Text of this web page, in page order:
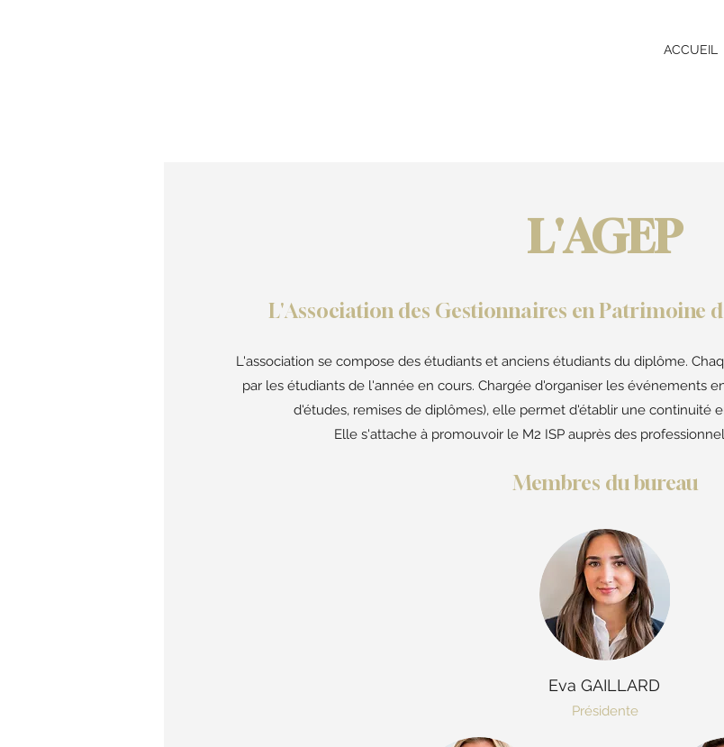
ACCUEIL
L'AGEP
L'Association des Gestionnaires en Patrimoine
L'association se compose des étudiants et anciens étudiants du diplôme.
par les étudiants de l'année en cours. Chargée d'organiser les événements
d'études, remises de diplômes), elle permet d'établir une continuité
Elle s'attache à promouvoir le M2 ISP auprès des
Membres du bureau
Eva GAILLARD
Présidente